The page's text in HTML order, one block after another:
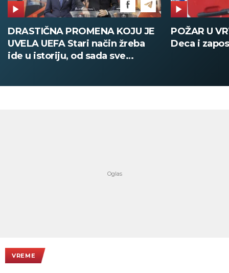
DRASTIČNA PROMENA KOJU JE
UVELA UEFA Stari način žreba
ide u istoriju, od sada sve
POŽAR U
Deca i
VREME